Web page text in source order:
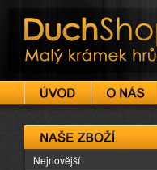
DuchShop
Naše zboží
Nejnovější